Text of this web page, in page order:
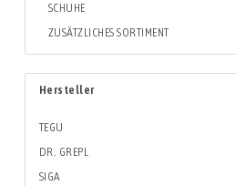
SCHUHE
ZUSÄTZLICHES SORTIMENT
Hersteller
TEGU
DR. GREPL
SIGA